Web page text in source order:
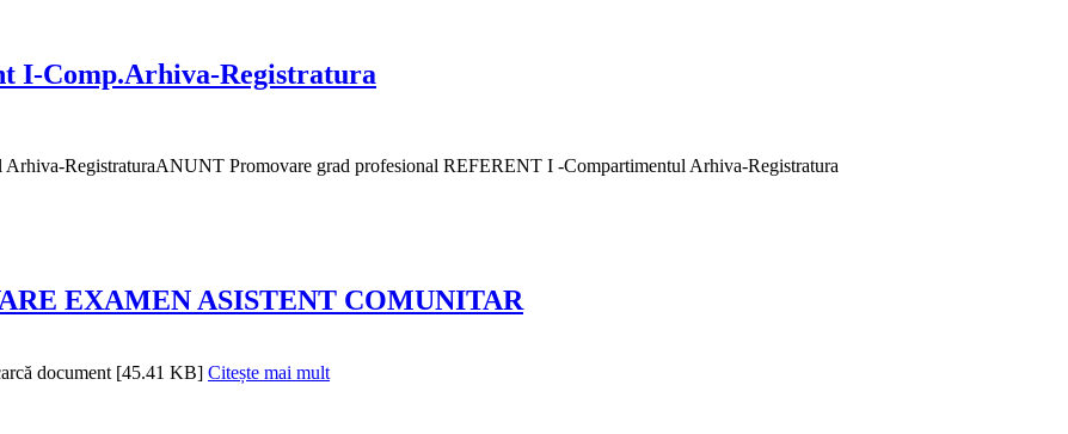
I-Comp.Arhiva-Registratura
RegistraturaANUNT Promovare grad profesional REFERENT I -Compartimentul Arhiva-Registratura
EXAMEN ASISTENT COMUNITAR
document [45.41 KB] Citește mai mult